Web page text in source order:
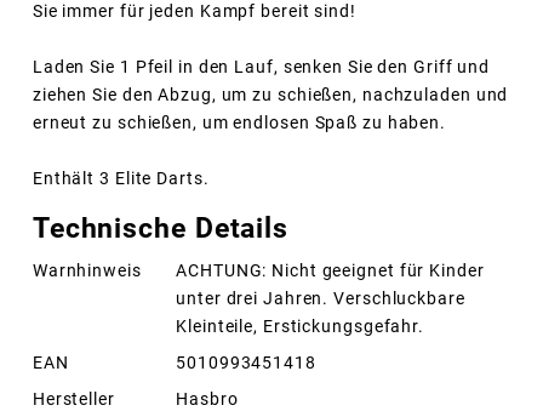
Sie immer für jeden Kampf bereit sind!
Laden Sie 1 Pfeil in den Lauf, senken Sie den Griff und
ziehen Sie den Abzug, um zu schießen, nachzuladen und
erneut zu schießen, um endlosen Spaß zu haben.
Enthält 3 Elite Darts.
Technische Details
Warnhinweis
ACHTUNG: Nicht geeignet für Kinder
unter drei Jahren. Verschluckbare
Kleinteile, Erstickungsgefahr.
EAN
5010993451418
Hersteller
Hasbro